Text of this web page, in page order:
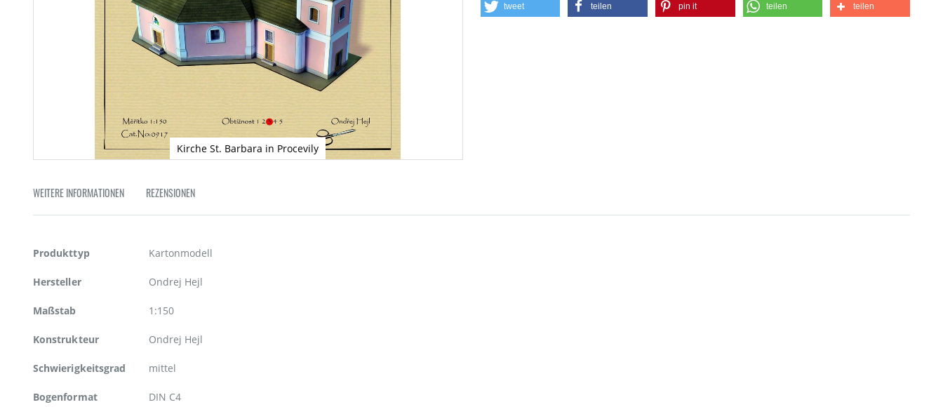
Kirche St. Barbara in Procevily
der
springen
tweet teilen pin it teilen teilen
WEITERE INFORMATIONEN REZENSIONEN
Weitere
Produkttyp Kartonmodell
Hersteller Ondrej Hejl
Maßstab 1:150
Konstrukteur Ondrej Hejl
Schwierigkeitsgrad mittel
Bogenformat DIN C4